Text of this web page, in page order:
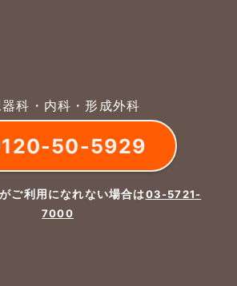
科・内科・形成外科
50-5929
ご利用になれない場合は03-5721-
7000